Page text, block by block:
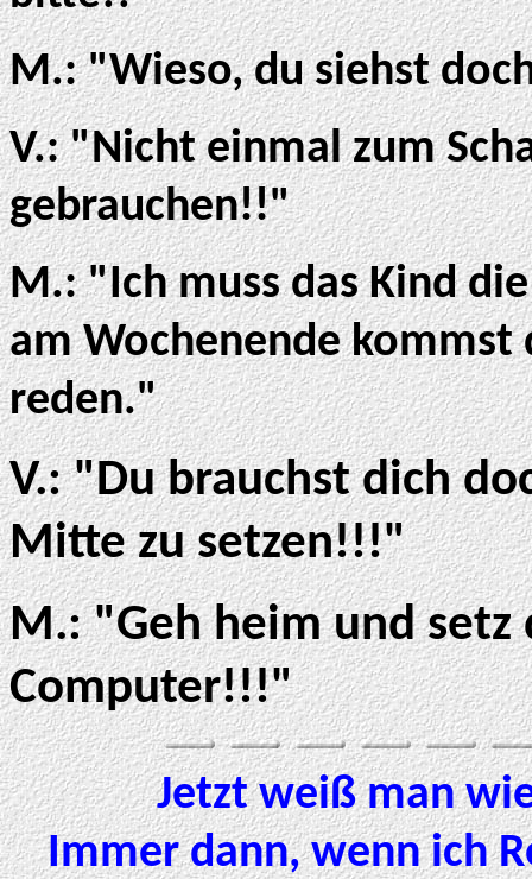
M.: "Wieso, du siehst
V.: "Nicht einmal zum
gebrauchen!!"
M.: "Ich muss das Kind
am Wochenende
reden."
V.: "Du brauchst dich
Mitte zu setzen!!!"
M.: "Geh heim und setz
Computer!!!"
Jetzt weiß man
Immer dann, wenn ich